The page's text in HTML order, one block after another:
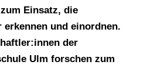
Einsatz, die
erkennen und einordnen.
der
Ulm forschen zum